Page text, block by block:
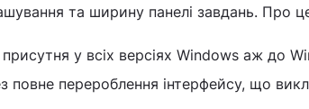
та ширину панелі завдань. Про
у всіх версіях Windows аж до
повне перероблення інтерфейсу, що